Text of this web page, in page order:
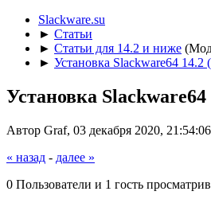
Slackware.su
► Статьи
► Статьи для 14.2 и ниже
► Установка Slackware64 14.2
Установка Slackware64
Автор Graf, 03 декабря 2020, 21:54:06
« назад - далее »
0 Пользователи и 1 гость